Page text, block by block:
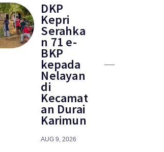
DKP
Kepri
Serahka
n 71 e-
BKP
kepada
Nelayan
di
Kecamat
an Durai
Karimun
AUG 9, 2026